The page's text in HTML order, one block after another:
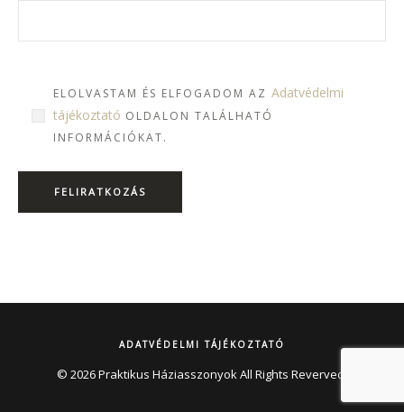
ELOLVASTAM ÉS ELFOGADOM AZ Adatvédelmi
tájékoztató OLDALON TALÁLHATÓ
INFORMÁCIÓKAT.
ADATVÉDELMI TÁJÉKOZTATÓ
© 2026 Praktikus Háziasszonyok All Rights Reverved.